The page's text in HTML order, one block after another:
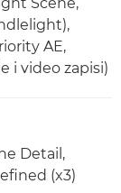
AE,
i video zapisi)
Detail,
(x3)